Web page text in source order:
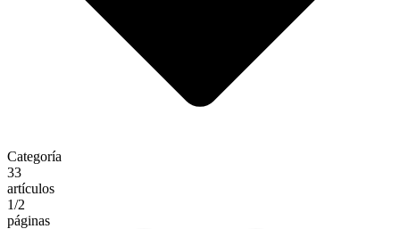
Categoría
33
artículos
1/2
páginas